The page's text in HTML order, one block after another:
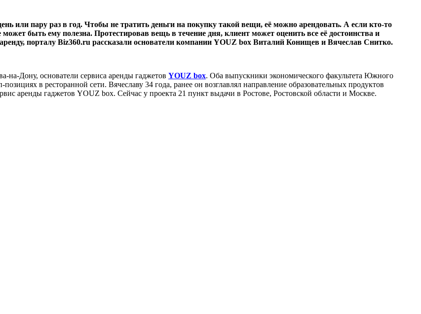
или пару раз в год. Чтобы не тратить деньги на покупку такой вещи, её можно арендовать. А если кто-то
быть ему полезна. Протестировав вещь в течение дня, клиент может оценить все её достоинства и
порталу Biz360.ru рассказали основатели компании YOUZ box Виталий Конищев и Вячеслав Снитко.
на-Дону, основатели сервиса аренды гаджетов YOUZ box. Оба выпускники экономического факультета Южного
в ресторанной сети. Вячеславу 34 года, ранее он возглавлял направление образовательных продуктов
аренды гаджетов YOUZ box. Сейчас у проекта 21 пункт выдачи в Ростове, Ростовской области и Москве.